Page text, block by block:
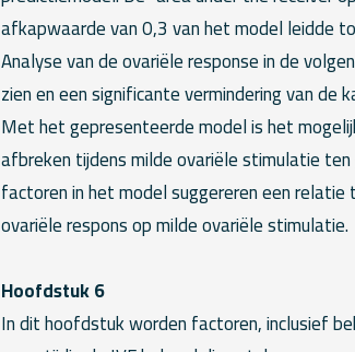
afkapwaarde van 0,3 van het model leidde
Analyse van de ovariële response in de
zien en een significante vermindering van de
Met het gepresenteerde model is het
afbreken tijdens milde ovariële stimulatie
factoren in het model suggereren een
ovariële respons op milde ovariële stimulatie.
Hoofdstuk 6
In dit hoofdstuk worden factoren, inclusief